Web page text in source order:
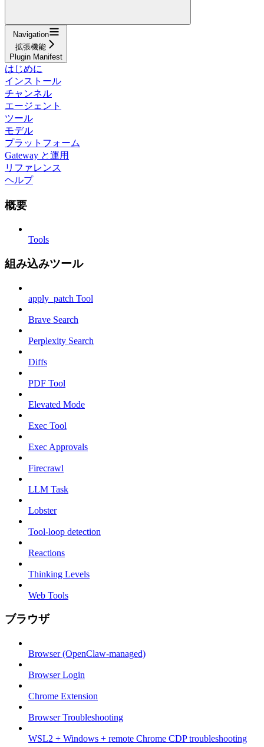
Navigation
拡張機能
Plugin Manifest
はじめに
インストール
チャンネル
エージェント
ツール
モデル
プラットフォーム
Gateway と運用
リファレンス
ヘルプ
概要
Tools
組み込みツール
apply_patch Tool
Brave Search
Perplexity Search
Diffs
PDF Tool
Elevated Mode
Exec Tool
Exec Approvals
Firecrawl
LLM Task
Lobster
Tool-loop detection
Reactions
Thinking Levels
Web Tools
ブラウザ
Browser (OpenClaw-managed)
Browser Login
Chrome Extension
Browser Troubleshooting
WSL2 + Windows + remote Chrome CDP troubleshooting